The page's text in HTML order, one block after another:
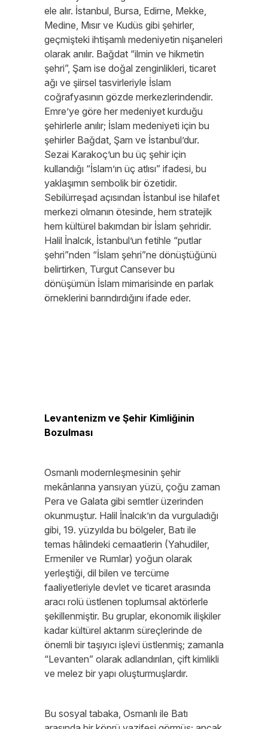
ele alır. İstanbul, Bursa, Edirne, Mekke,
Medine, Mısır ve Kudüs gibi şehirler,
geçmişteki ihtişamlı medeniyetin nişaneleri
olarak anılır. Bağdat “ilmin ve hikmetin
şehri”, Şam ise doğal zenginlikleri, ticaret
ağı ve şiirsel tasvirleriyle İslam
coğrafyasının gözde merkezlerindendir.
Emre’ye göre her medeniyet kurduğu
şehirlerle anılır; İslam medeniyeti için bu
şehirler Bağdat, Şam ve İstanbul’dur.
Sezai Karakoç’un bu üç şehir için
kullandığı “İslam’ın üç atlısı” ifadesi, bu
yaklaşımın sembolik bir özetidir.
Sebilürreşad açısından İstanbul ise hilafet
merkezi olmanın ötesinde, hem stratejik
hem kültürel bakımdan bir İslam şehridir.
Halil İnalcık, İstanbul’un fetihle “putlar
şehri”nden “İslam şehri”ne dönüştüğünü
belirtirken, Turgut Cansever bu
dönüşümün İslam mimarisinde en parlak
örneklerini barındırdığını ifade eder.
Levantenizm ve Şehir Kimliğinin
Bozulması
Osmanlı modernleşmesinin şehir
mekânlarına yansıyan yüzü, çoğu zaman
Pera ve Galata gibi semtler üzerinden
okunmuştur. Halil İnalcık’ın da vurguladığı
gibi, 19. yüzyılda bu bölgeler, Batı ile
temas hâlindeki cemaatlerin (Yahudiler,
Ermeniler ve Rumlar) yoğun olarak
yerleştiği, dil bilen ve tercüme
faaliyetleriyle devlet ve ticaret arasında
aracı rolü üstlenen toplumsal aktörlerle
şekillenmiştir. Bu gruplar, ekonomik ilişkiler
kadar kültürel aktarım süreçlerinde de
önemli bir taşıyıcı işlevi üstlenmiş; zamanla
“Levanten” olarak adlandırılan, çift kimlikli
ve melez bir yapı oluşturmuşlardır.
Bu sosyal tabaka, Osmanlı ile Batı